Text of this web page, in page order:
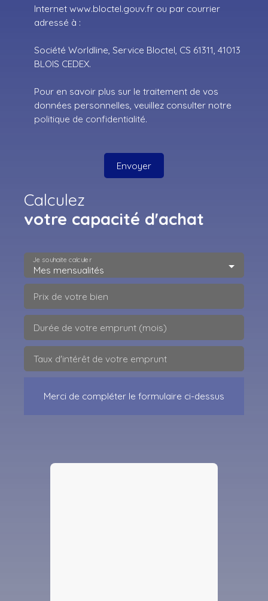
Internet www.bloctel.gouv.fr ou par courrier
adressé à :
Société Worldline, Service Bloctel, CS 61311, 41013
BLOIS CEDEX.
Pour en savoir plus sur le traitement de vos
données personnelles, veuillez consulter notre
politique de confidentialité.
Envoyer
Calculez
votre capacité d'achat
Mes mensualités
Je souhaite calculer
Prix de votre bien
Durée de votre emprunt (mois)
Taux d'intérêt de votre emprunt
Merci de compléter le formulaire ci-dessus